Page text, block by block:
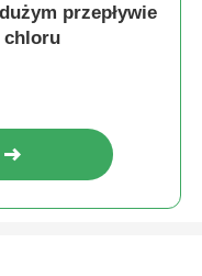
przepływie
chloru